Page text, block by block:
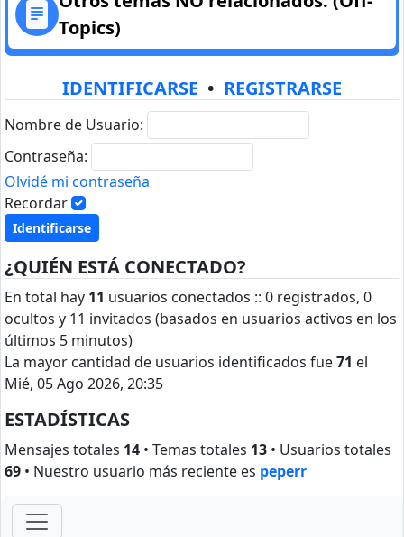
Topics)
IDENTIFICARSE • REGISTRARSE
Nombre de Usuario:
Contraseña:
Olvidé mi contraseña
Recordar
¿QUIÉN ESTÁ CONECTADO?
En total hay 11 usuarios conectados :: 0 registrados, 0
ocultos y 11 invitados (basados en usuarios activos en los
últimos 5 minutos)
La mayor cantidad de usuarios identificados fue71 el
Mié, 05 Ago 2026, 20:35
ESTADÍSTICAS
Mensajes totales 14 • Temas totales 13 • Usuarios totales
69 • Nuestro usuario más reciente es peperr